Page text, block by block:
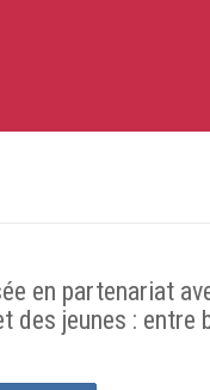
en partenariat
des jeunes : entre